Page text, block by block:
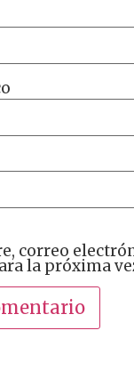
correo
la próxima